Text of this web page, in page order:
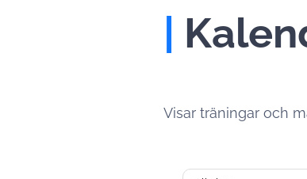
Visar träningar och